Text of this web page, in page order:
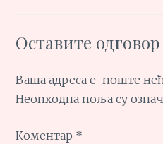
Оставите одговор
Ваша адреса е-поште
Неопходна поља су
Коментар *